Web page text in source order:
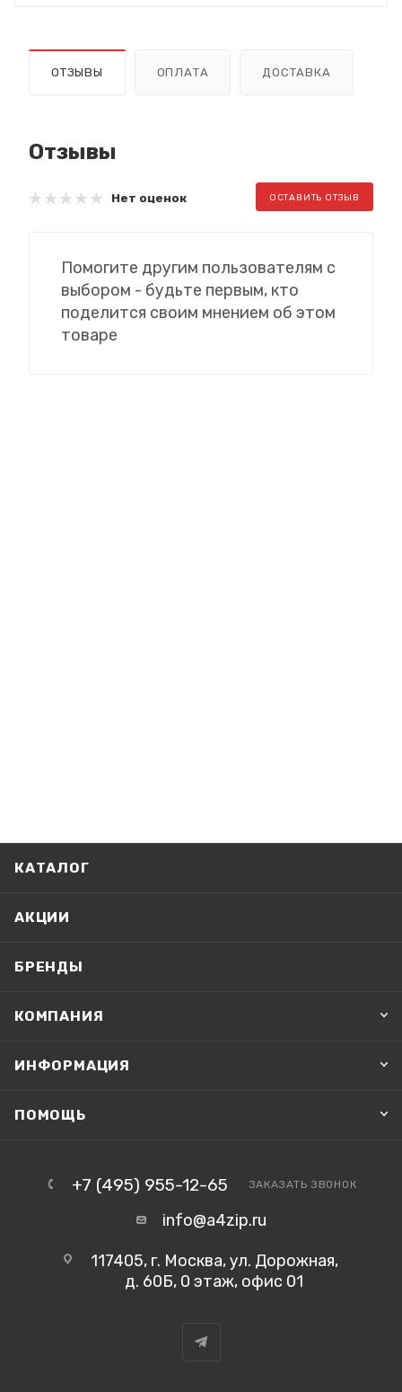
ОТЗЫВЫ ОПЛАТА ДОСТАВКА
Отзывы
Нет оценок ОСТАВИТЬ ОТЗЫВ
Помогите другим пользователям с
выбором - будьте первым, кто
поделится своим мнением об этом
товаре
КАТАЛОГ
АКЦИИ
БРЕНДЫ
КОМПАНИЯ
ИНФОРМАЦИЯ
ПОМОЩЬ
+7 (495) 955-12-65 ЗАКАЗАТЬ ЗВОНОК
info@a4zip.ru
117405, г. Москва, ул. Дорожная,
д. 60Б, 0 этаж, офис 01